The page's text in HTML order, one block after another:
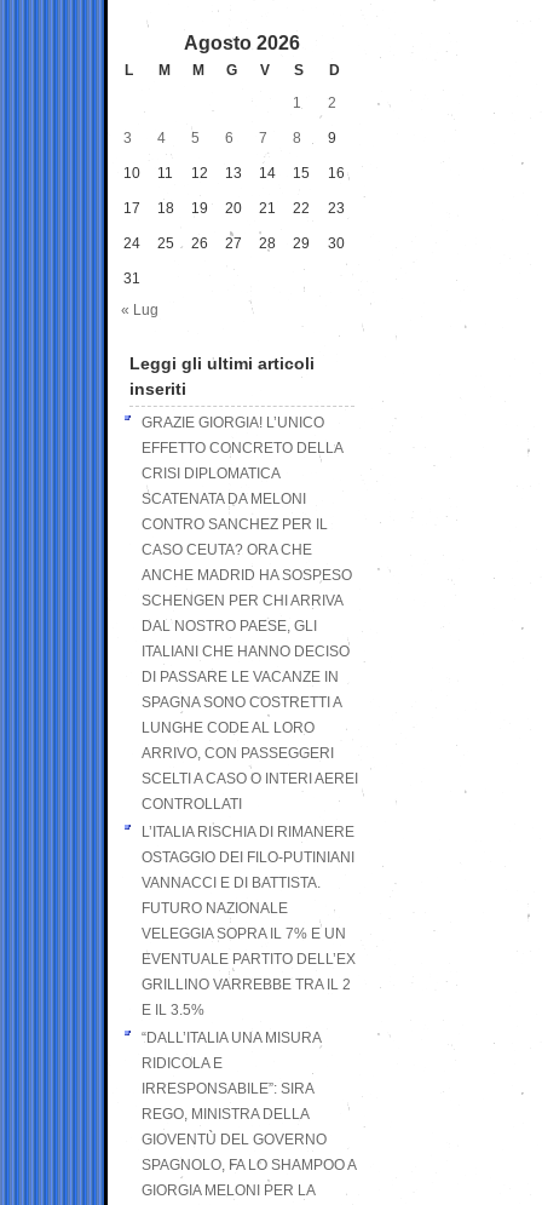
Agosto 2026
L M M G V S
D
1
2
3 4 5 6 7 8 9
10 11 12 13 14 15 16
17 18 19 20 21 22 23
24 25 26 27 28 29 30
31
« Lug
Leggi gli ultimi articoli
inseriti
GRAZIE GIORGIA! L’UNICO
EFFETTO CONCRETO DELLA
CRISI DIPLOMATICA
SCATENATA DA MELONI
CONTRO SANCHEZ PER IL
CASO CEUTA? ORA CHE
ANCHE MADRID HA SOSPESO
SCHENGEN PER CHI ARRIVA
DAL NOSTRO PAESE, GLI
ITALIANI CHE HANNO DECISO
DI PASSARE LE VACANZE IN
SPAGNA SONO COSTRETTI A
LUNGHE CODE AL LORO
ARRIVO, CON PASSEGGERI
SCELTI A CASO O INTERI AEREI
CONTROLLATI
L’ITALIA RISCHIA DI RIMANERE
OSTAGGIO DEI FILO-PUTINIANI
VANNACCI E DI BATTISTA.
FUTURO NAZIONALE
VELEGGIA SOPRA IL 7% E UN
EVENTUALE PARTITO DELL’EX
GRILLINO VARREBBE TRA IL 2
E IL 3.5%
“DALL’ITALIA UNA MISURA
RIDICOLA E
IRRESPONSABILE”: SIRA
REGO, MINISTRA DELLA
GIOVENTÙ DEL GOVERNO
SPAGNOLO, FA LO SHAMPOO A
GIORGIA MELONI PER LA